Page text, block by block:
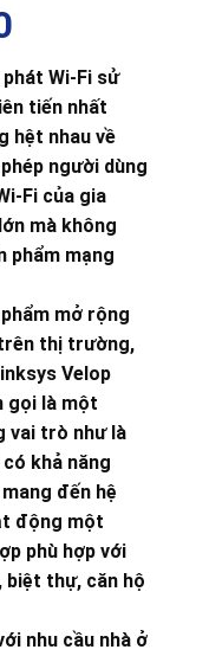
Wi-Fi sử
tiến nhất
hệt nhau về
người dùng
Fi của gia
mà không
phẩm mạng
mở rộng
thị trường,
Velop
gọi là một
vai trò như là
khả năng
đến hệ
động một
phù hợp với
biệt thự, căn hộ
nhu cầu nhà ở